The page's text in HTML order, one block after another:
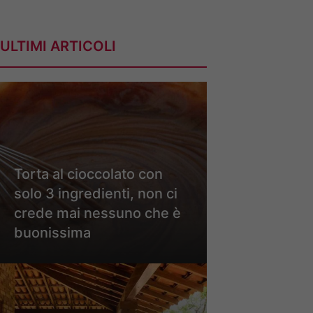
ULTIMI ARTICOLI
Torta al cioccolato con
solo 3 ingredienti, non ci
crede mai nessuno che è
buonissima